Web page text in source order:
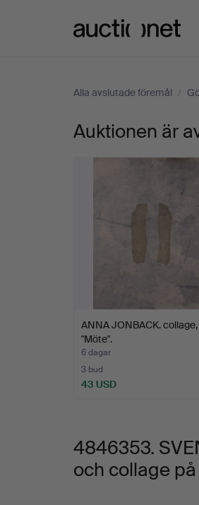
Alla avslutade föremål /
SVEN-
blandteknik
och
collage
pannå,
signerad
Auktionen är
ANNA JONBACK. collage,
"Möte".
6 dagar
3 bud
43 USD
4846353.
och collage